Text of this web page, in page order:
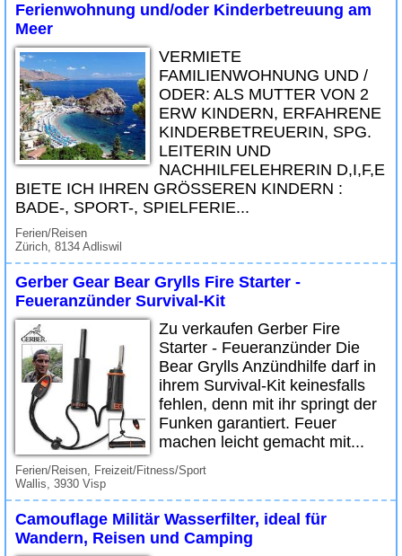
Ferienwohnung und/oder Kinderbetreuung am
Meer
VERMIETE
FAMILIENWOHNUNG UND /
ODER: ALS MUTTER VON 2
ERW KINDERN, ERFAHRENE
KINDERBETREUERIN, SPG.
LEITERIN UND
NACHHILFELEHRERIN D,I,F,E
BIETE ICH IHREN GRÖSSEREN KINDERN :
BADE-, SPORT-, SPIELFERIE...
Ferien/Reisen
Zürich, 8134 Adliswil
Gerber Gear Bear Grylls Fire Starter -
Feueranzünder Survival-Kit
Zu verkaufen Gerber Fire
Starter - Feueranzünder Die
Bear Grylls Anzündhilfe darf in
ihrem Survival-Kit keinesfalls
fehlen, denn mit ihr springt der
Funken garantiert. Feuer
machen leicht gemacht mit...
Ferien/Reisen, Freizeit/Fitness/Sport
Wallis, 3930 Visp
Camouflage Militär Wasserfilter, ideal für
Wandern, Reisen und Camping